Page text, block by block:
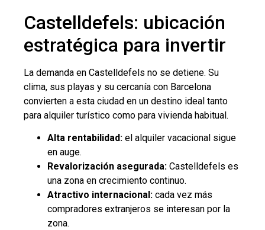
Castelldefels: ubicación
estratégica para invertir
La demanda en Castelldefels no se detiene. Su
clima, sus playas y su cercanía con Barcelona
convierten a esta ciudad en un destino ideal tanto
para alquiler turístico como para vivienda habitual.
Alta rentabilidad: el alquiler vacacional sigue
en auge.
Revalorización asegurada: Castelldefels es
una zona en crecimiento continuo.
Atractivo internacional: cada vez más
compradores extranjeros se interesan por la
zona.